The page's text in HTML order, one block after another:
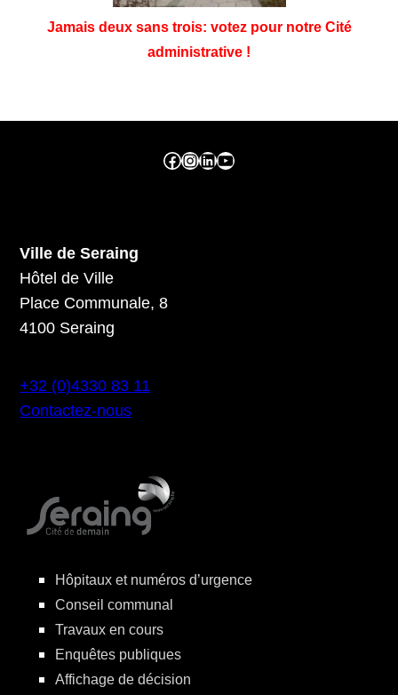
Jamais deux sans trois: votez pour notre Cité
administrative !
Facebook ville de seraing Instragram ville de seraing linkedin – ville de seraing YouTube
Ville de Seraing
Hôtel de Ville
Place Communale, 8
4100 Seraing
+32 (0)4330 83 11
Contactez-nous
Hôpitaux et numéros d’urgence
Conseil communal
Travaux en cours
Enquêtes publiques
Affichage de décision